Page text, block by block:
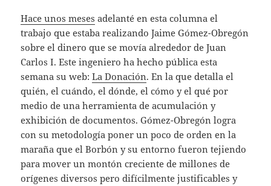
Hace unos meses adelanté en esta columna el
trabajo que estaba realizando Jaime Gómez-Obregón
sobre el dinero que se movía alrededor de Juan
Carlos I. Este ingeniero ha hecho pública esta
semana su web:La Donación. En la que detalla el
quién, el cuándo, el dónde, el cómo y el qué por
medio de una herramienta de acumulación y
exhibición de documentos. Gómez-Obregón logra
con su metodología poner un poco de orden en la
maraña que el Borbón y su entorno fueron tejiendo
para mover un montón creciente de millones de
orígenes diversos pero difícilmente justificables y